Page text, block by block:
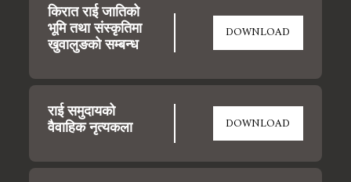
किरात राई जातिको
भूमि तथा संस्कृतिमा
खुवालुङको सम्बन्ध
DOWNLOAD
राई समुदायको
वैवाहिक नृत्यकला DOWNLOAD